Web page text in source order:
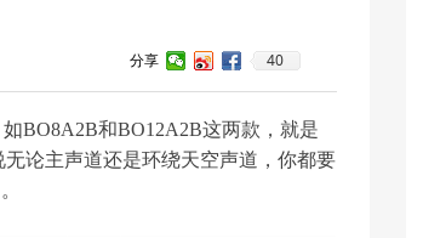
BO8A2B和BO12A2B这两款，就是
论主声道还是环绕天空声道，你都要
分享 40